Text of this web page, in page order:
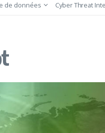
de données Cyber Threat